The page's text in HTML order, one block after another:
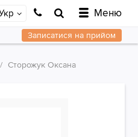
Меню
Записатися на прийом
Сторожук Оксана